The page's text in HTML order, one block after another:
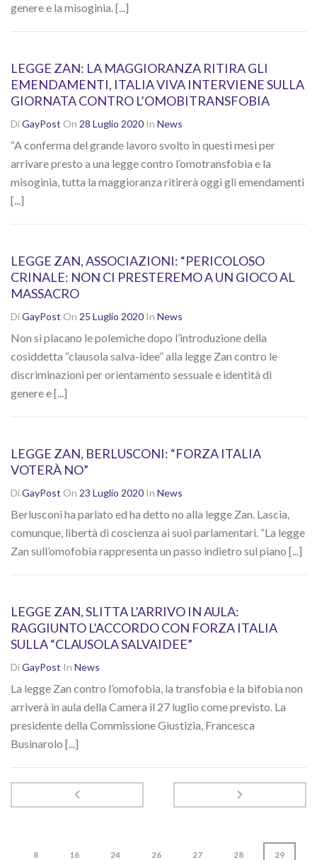
genere e la misoginia. [...]
LEGGE ZAN: LA MAGGIORANZA RITIRA GLI
EMENDAMENTI, ITALIA VIVA INTERVIENE SULLA
GIORNATA CONTRO L’OMOBITRANSFOBIA
DiGayPost On 28 Luglio 2020 In News
“A conferma del grande lavoro svolto in questi mesi per
arrivare presto a una legge contro l’omotransfobia e la
misoginia, tutta la maggioranza ritirerà oggi gli emendamenti
[...]
LEGGE ZAN, ASSOCIAZIONI: “PERICOLOSO
CRINALE: NON CI PRESTEREMO A UN GIOCO AL
MASSACRO
DiGayPost On 25 Luglio 2020 In News
Non si placano le polemiche dopo l’introduzione della
cosiddetta “clausola salva-idee” alla legge Zan contro le
discriminazioni per orientamento sessuale e identità di
genere e [...]
LEGGE ZAN, BERLUSCONI: “FORZA ITALIA
VOTERÀ NO”
DiGayPost On 23 Luglio 2020 In News
Berlusconi ha parlato ed ha detto no alla legge Zan. Lascia,
comunque, libertà di coscienza ai suoi parlamentari. “La legge
Zan sull’omofobia rappresenta un passo indietro sul piano [...]
LEGGE ZAN, SLITTA L’ARRIVO IN AULA:
RAGGIUNTO L’ACCORDO CON FORZA ITALIA
SULLA “CLAUSOLA SALVAIDEE”
DiGayPost In News
La legge Zan contro l’omofobia, la transfobia e la bifobia non
arriverà in aula della Camera il 27 luglio come previsto. La
presidente della Commissione Giustizia, Francesca
Businarolo [...]
8 16 24 26 27 28 29